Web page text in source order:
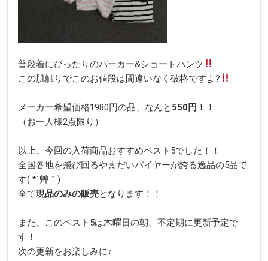
普段着にぴったりのパーカー&ショートパンツ
この肌触りでこのお値段は間違いなく破格ですよ?
メーカー希望価格1980円の品、なんと 550円！！
（お一人様2点限り）
以上、今回の入荷商品おすすめベスト5でした！！
全国各地を飛び回るやまだいバイヤーが誇る逸品の5品で
す( *´艸｀)
全て現品のみの販売となります！！
また、このベスト5は木曜日の朝、不定期に更新予定で
す！
次の更新をお楽しみに♪